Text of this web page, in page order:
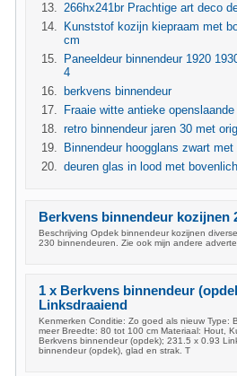
266hx241br Prachtige art deco
Kunststof kozijn kiepraam met
cm
Paneeldeur binnendeur 1920
4
berkvens binnendeur
Fraaie witte antieke
retro binnendeur jaren 30 met
Binnendeur hoogglans zwart met
deuren glas in lood met
Berkvens binnendeur kozijnen
Beschrijving Opdek binnendeur kozijnen
230 binnendeuren. Zie ook mijn andere
1 x Berkvens binnendeur
Linksdraaiend
Kenmerken Conditie: Zo goed als nieuw Type:
meer Breedte: 80 tot 100 cm Materiaal: Hout,
Berkvens binnendeur (opdek); 231.5 x 0.93
binnendeur (opdek), glad en strak. T